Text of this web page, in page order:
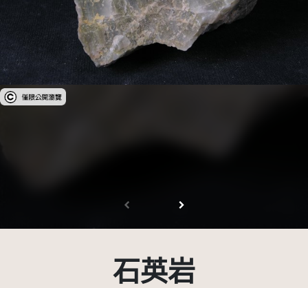
受著作權法保護-僅限於本平台有限度公開瀏覽
石英岩